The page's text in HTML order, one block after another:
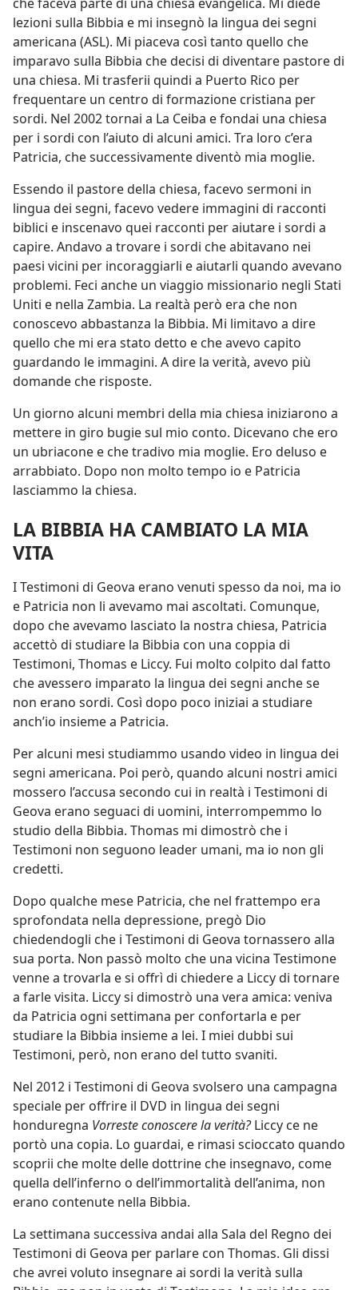
lezioni sulla Bibbia e mi insegnò la lingua dei segni
americana (ASL). Mi piaceva così tanto quello che
imparavo sulla Bibbia che decisi di diventare pastore di
una chiesa. Mi trasferii quindi a Puerto Rico per
frequentare un centro di formazione cristiana per
sordi. Nel 2002 tornai a La Ceiba e fondai una chiesa
per i sordi con l’aiuto di alcuni amici. Tra loro c’era
Patricia, che successivamente diventò mia moglie.
Essendo il pastore della chiesa, facevo sermoni in
lingua dei segni, facevo vedere immagini di racconti
biblici e inscenavo quei racconti per aiutare i sordi a
capire. Andavo a trovare i sordi che abitavano nei
paesi vicini per incoraggiarli e aiutarli quando avevano
problemi. Feci anche un viaggio missionario negli Stati
Uniti e nella Zambia. La realtà però era che non
conoscevo abbastanza la Bibbia. Mi limitavo a dire
quello che mi era stato detto e che avevo capito
guardando le immagini. A dire la verità, avevo più
domande che risposte.
Un giorno alcuni membri della mia chiesa iniziarono a
mettere in giro bugie sul mio conto. Dicevano che ero
un ubriacone e che tradivo mia moglie. Ero deluso e
arrabbiato. Dopo non molto tempo io e Patricia
lasciammo la chiesa.
LA BIBBIA HA CAMBIATO LA MIA
VITA
I Testimoni di Geova erano venuti spesso da noi, ma io
e Patricia non li avevamo mai ascoltati. Comunque,
dopo che avevamo lasciato la nostra chiesa, Patricia
accettò di studiare la Bibbia con una coppia di
Testimoni, Thomas e Liccy. Fui molto colpito dal fatto
che avessero imparato la lingua dei segni anche se
non erano sordi. Così dopo poco iniziai a studiare
anch’io insieme a Patricia.
Per alcuni mesi studiammo usando video in lingua dei
segni americana. Poi però, quando alcuni nostri amici
mossero l’accusa secondo cui in realtà i Testimoni di
Geova erano seguaci di uomini, interrompemmo lo
studio della Bibbia. Thomas mi dimostrò che i
Testimoni non seguono leader umani, ma io non gli
credetti.
Dopo qualche mese Patricia, che nel frattempo era
sprofondata nella depressione, pregò Dio
chiedendogli che i Testimoni di Geova tornassero alla
sua porta. Non passò molto che una vicina Testimone
venne a trovarla e si offrì di chiedere a Liccy di tornare
a farle visita. Liccy si dimostrò una vera amica: veniva
da Patricia ogni settimana per confortarla e per
studiare la Bibbia insieme a lei. I miei dubbi sui
Testimoni, però, non erano del tutto svaniti.
Nel 2012 i Testimoni di Geova svolsero una campagna
speciale per offrire il DVD in lingua dei segni
honduregna Vorreste conoscere la verità?Liccy ce ne
portò una copia. Lo guardai, e rimasi scioccato quando
scoprii che molte delle dottrine che insegnavo, come
quella dell’inferno o dell’immortalità dell’anima, non
erano contenute nella Bibbia.
La settimana successiva andai alla Sala del Regno dei
Testimoni di Geova per parlare con Thomas. Gli dissi
che avrei voluto insegnare ai sordi la verità sulla